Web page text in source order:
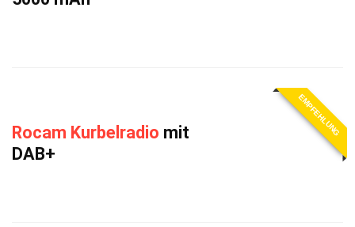
Rocam Kurbelradio mit
DAB+
EMPFEHLUNG